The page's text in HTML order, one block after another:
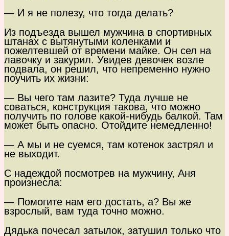
— И я не полезу, что тогда делать?
Из подъезда вышел мужчина в спортивных
штанах с вытянутыми коленками и
пожелтевшей от времени майке. Он сел на
лавочку и закурил. Увидев девочек возле
подвала, он решил, что непременно нужно
поучить их жизни:
— Вы чего там лазите? Туда лучше не
соваться, конструкция такова, что можно
получить по голове какой-нибудь балкой. Там
может быть опасно. Отойдите немедленно!
— А мы и не суемся, там котенок застрял и
не выходит.
С надеждой посмотрев на мужчину, Аня
произнесла:
— Помогите нам его достать, а? Вы же
взрослый, вам туда точно можно.
Дядька почесал затылок, затушил только что